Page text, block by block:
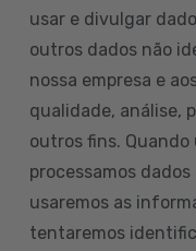
usar e divulgar
outros dados não
nossa empresa e
qualidade, análise,
outros fins. Quando
processamos
usaremos as
tentaremos